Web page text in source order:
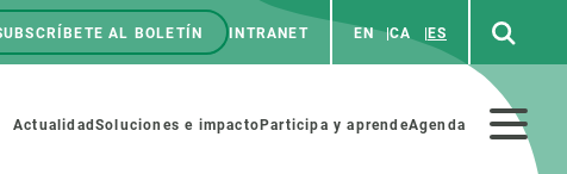
top
AL BOLETÍN INTRANET EN CA ES
Menú
Actualidad Soluciones e impacto Participa y aprendeAgenda